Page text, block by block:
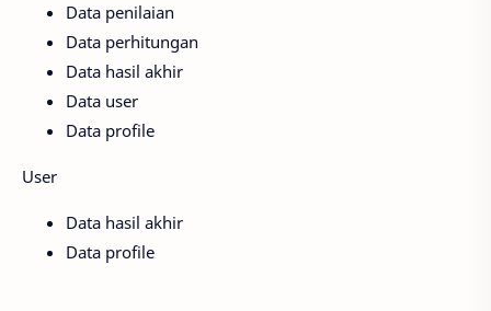
Data penilaian
Data perhitungan
Data hasil akhir
Data user
Data profile
User
Data hasil akhir
Data profile